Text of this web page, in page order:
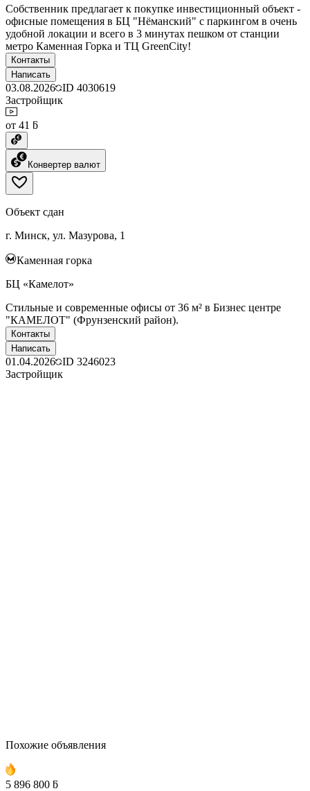
Собственник предлагает к покупке инвестиционный объект -
офисные помещения в БЦ "Нёманский" с паркингом в очень
удобной локации и всего в 3 минутах пешком от станции
метро Каменная Горка и ТЦ GreenCity!
Контакты
Написать
03.08.2026 ID 4030619
Застройщик
от 41 ƃ
Конвертер валют
Объект сдан
г. Минск, ул. Мазурова, 1
Каменная горка
БЦ «Камелот»
Стильные и современные офисы от 36 м² в Бизнес центре
"КАМЕЛОТ" (Фрунзенский район).
Контакты
Написать
01.04.2026 ID 3246023
Застройщик
Похожие объявления
5 896 800 ƃ